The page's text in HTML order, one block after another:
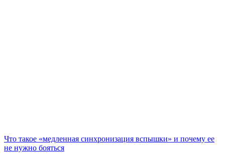
Что такое «медленная синхронизация вспышки» и почему ее
не нужно бояться